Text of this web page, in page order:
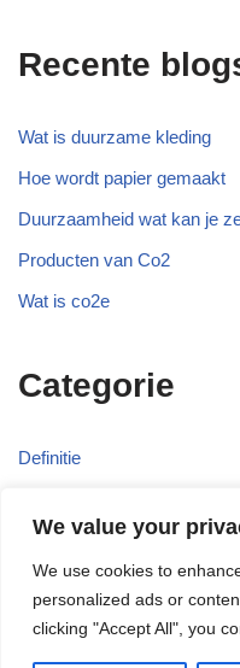
We value your
We use cookies to
personalized ads or
clicking "Accept All", you
Recente
Wat is duurzame kleding
Hoe wordt papier gemaakt
Duurzaamheid wat kan je
Producten van Co2
Wat is co2e
Categorie
Definitie
Recyclen
Wetgeving